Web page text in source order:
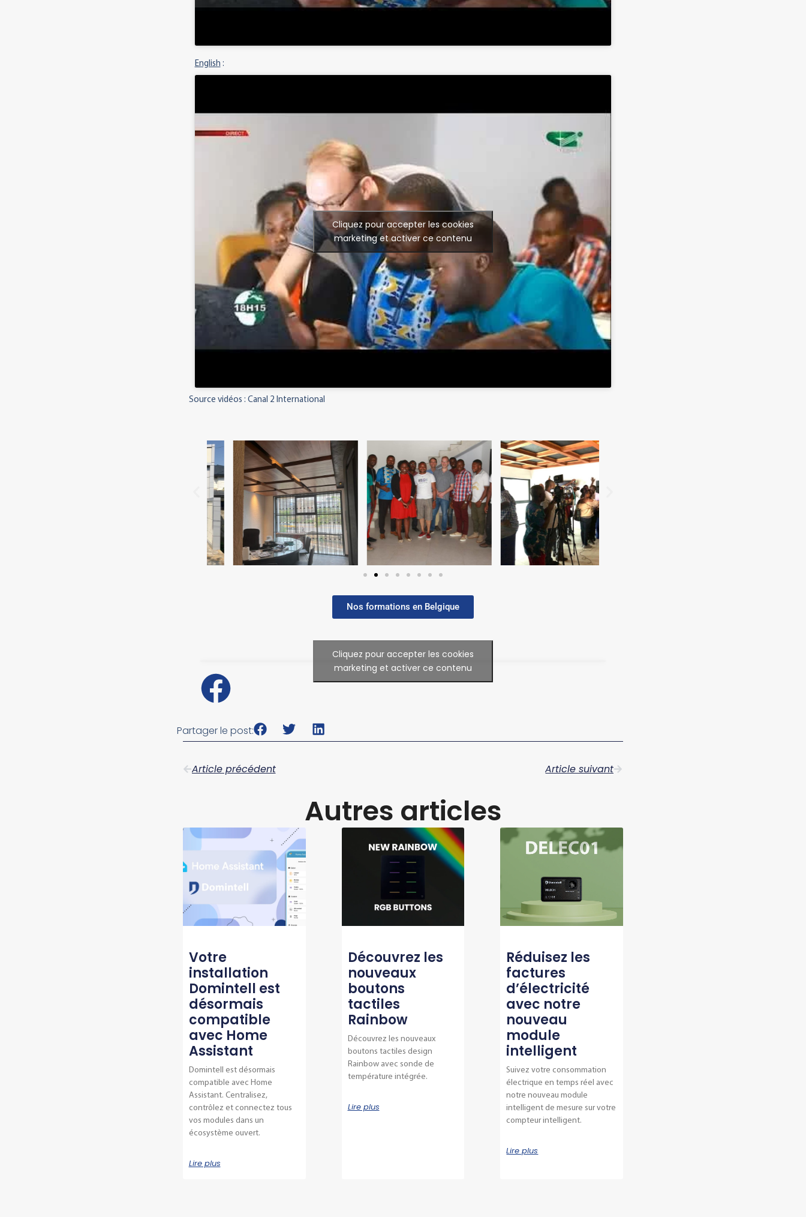
English :
Cliquez pour accepter les cookies
marketing et activer ce contenu
Source vidéos : Canal 2 International
Nos formations en Belgique
Cliquez pour accepter les cookies
marketing et activer ce contenu
Partager le post:
Article précédent Article suivant
Autres articles
Votre
installation
Domintell est
désormais
compatible
avec Home
Assistant
Domintell est désormais
compatible avec Home
Assistant. Centralisez,
contrôlez et connectez tous
vos modules dans un
écosystème ouvert.
Lire plus
Découvrez les
nouveaux
boutons
tactiles
Rainbow
Découvrez les nouveaux
boutons tactiles design
Rainbow avec sonde de
température intégrée.
Lire plus
Réduisez les
factures
d’électricité
avec notre
nouveau
module
intelligent
Suivez votre consommation
électrique en temps réel avec
notre nouveau module
intelligent de mesure sur votre
compteur intelligent.
Lire plus